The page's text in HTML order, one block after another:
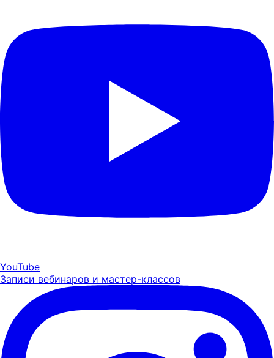
YouTube
Записи вебинаров и мастер-классов